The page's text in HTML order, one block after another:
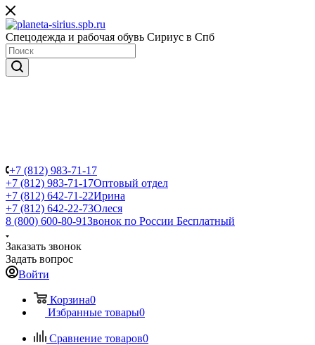
Спецодежда и рабочая обувь Сириус в Спб
+7 (812) 983-71-17
+7 (812) 983-71-17Оптовый отдел
+7 (812) 642-71-22Ирина
+7 (812) 642-22-73Олеся
8 (800) 600-80-91Звонок по России Бесплатный
Заказать звонок
Задать вопрос
Войти
Корзина0
Избранные товары0
Сравнение товаров0